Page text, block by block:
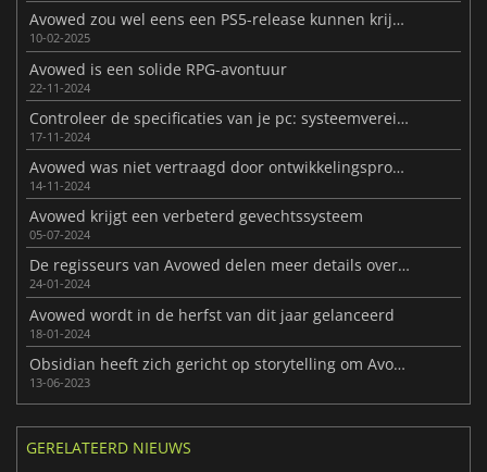
Avowed zou wel eens een PS5-release kunnen krijgen
10-02-2025
Avowed is een solide RPG-avontuur
22-11-2024
Controleer de specificaties van je pc: systeemvereisten voor Avowed onthuld
17-11-2024
Avowed was niet vertraagd door ontwikkelingsproblemen
14-11-2024
Avowed krijgt een verbeterd gevechtssysteem
05-07-2024
De regisseurs van Avowed delen meer details over het spel
24-01-2024
Avowed wordt in de herfst van dit jaar gelanceerd
18-01-2024
Obsidian heeft zich gericht op storytelling om Avowed anders te maken
13-06-2023
GERELATEERD NIEUWS